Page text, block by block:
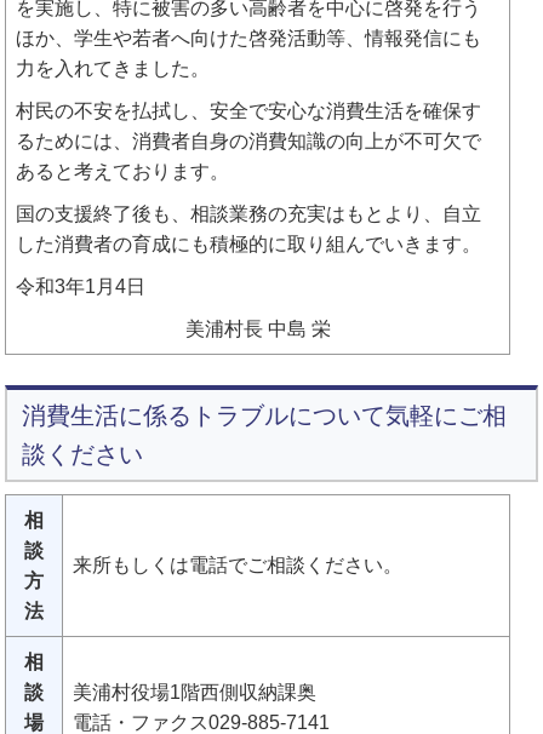
を実施し、特に被害の多い高齢者を中心に啓発を行う
ほか、学生や若者へ向けた啓発活動等、情報発信にも
力を入れてきました。
村民の不安を払拭し、安全で安心な消費生活を確保す
るためには、消費者自身の消費知識の向上が不可欠で
あると考えております。
国の支援終了後も、相談業務の充実はもとより、自立
した消費者の育成にも積極的に取り組んでいきます。
令和3年1月4日
美浦村長 中島 栄
消費生活に係るトラブルについて気軽にご相
談ください
相
談
方
法
来所もしくは電話でご相談ください。
相
談
場
美浦村役場1階西側収納課奥
電話・ファクス029-885-7141